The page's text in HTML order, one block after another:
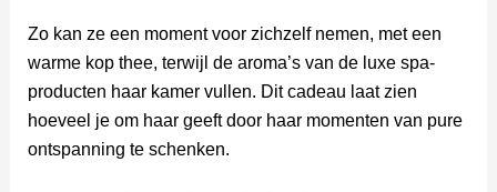
Zo kan ze een moment voor zichzelf nemen, met een
warme kop thee, terwijl de aroma’s van de luxe spa-
producten haar kamer vullen. Dit cadeau laat zien
hoeveel je om haar geeft door haar momenten van pure
ontspanning te schenken.